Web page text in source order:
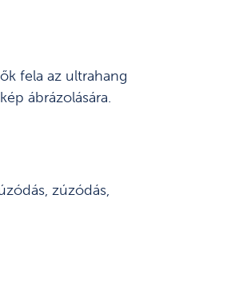
fela az ultrahang
ábrázolására.
zúzódás,